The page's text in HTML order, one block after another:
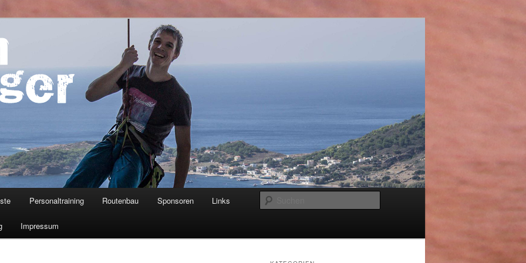
Personaltraining Routenbau Sponsoren Links
Impressum